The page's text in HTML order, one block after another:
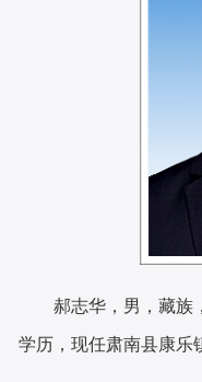
郝志华，男，藏族
学历，现任肃南县康乐